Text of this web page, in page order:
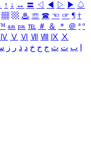
↑ ↓ ↔ 〓 ◁ ◀ ▷ ▶ ♤
▦ ▩ ♨ ☏ ☎ ☜ ☞ ¶ †
㏂ ㏘ ℡ ＃ ＆ ＊ ＠ ª º
Ⅳ Ⅴ Ⅵ Ⅶ Ⅷ Ⅸ Ⅹ
ب ت ث ج ح خ د ذ ر ز